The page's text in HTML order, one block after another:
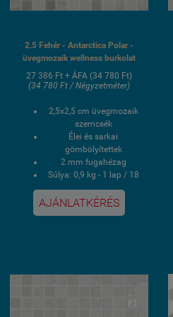
2.5 Fehér - Antarctica Polar -
üvegmozaik wellness burkolat
27 386 Ft + ÁFA (34 780 Ft)
(34 780 Ft / Négyzetméter)
2,5x2,5 cm üvegmozaik
szemcsék
Élei és sarkai
gömbölyítettek
2 mm fugahézag
Súlya: 0,9 kg - 1 lap / 18
kg - 1 doboz
1 doboz 2 négyzetmér /
burkolat
AJÁNLATKÉRÉS